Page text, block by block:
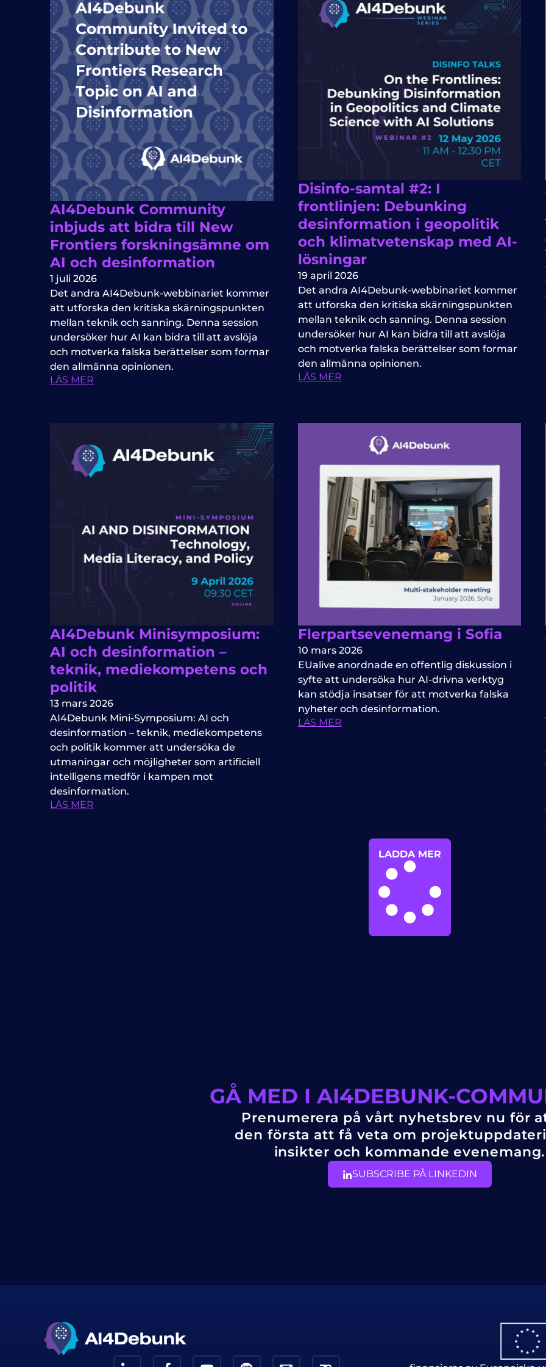
AI4Debunk Community
inbjuds att bidra till New
Frontiers forskningsämne om
AI och desinformation
1 juli 2026
Det andra AI4Debunk-webbinariet kommer
att utforska den kritiska skärningspunkten
mellan teknik och sanning. Denna session
undersöker hur AI kan bidra till att avslöja
och motverka falska berättelser som formar
den allmänna opinionen.
LÄS MER
Disinfo-samtal #2: I
frontlinjen: Debunking
desinformation i geopolitik
och klimatvetenskap med AI-
lösningar
19 april 2026
Det andra AI4Debunk-webbinariet kommer
att utforska den kritiska skärningspunkten
mellan teknik och sanning. Denna session
undersöker hur AI kan bidra till att avslöja
och motverka falska berättelser som formar
den allmänna opinionen.
LÄS MER
AI4Debunk Minisymposium:
AI och desinformation –
teknik, mediekompetens och
politik
13 mars 2026
AI4Debunk Mini-Symposium: AI och
desinformation – teknik, mediekompetens
och politik kommer att undersöka de
utmaningar och möjligheter som artificiell
intelligens medför i kampen mot
desinformation.
LÄS MER
Flerpartsevenemang i Sofia
10 mars 2026
EUalive anordnade en offentlig diskussion i
syfte att undersöka hur AI-drivna verktyg
kan stödja insatser för att motverka falska
nyheter och desinformation.
LÄS MER
LADDA MER
GÅ MED I AI4DEBUNK-
Prenumerera på vårt nyhetsbrev nu för
den första att få veta om
insikter och kommande evenemang.
SUBSCRIBE PÅ LINKEDIN